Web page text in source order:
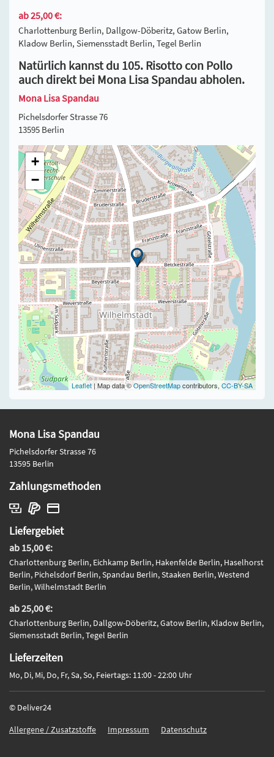
ab 25,00 €:
Charlottenburg Berlin, Dallgow-Döberitz, Gatow Berlin,
Kladow Berlin, Siemensstadt Berlin, Tegel Berlin
Natürlich kannst du 105. Risotto con Pollo
auch direkt bei Mona Lisa Spandau abholen.
Mona Lisa Spandau
Pichelsdorfer Strasse 76
13595 Berlin
+
−
Leaflet | Map data ©OpenStreetMapcontributors,CC-BY-SA
Mona Lisa Spandau
Pichelsdorfer Strasse 76
13595 Berlin
Zahlungsmethoden
Liefergebiet
ab 15,00 €:
Charlottenburg Berlin, Eichkamp Berlin, Hakenfelde Berlin, Haselhorst
Berlin, Pichelsdorf Berlin, Spandau Berlin, Staaken Berlin, Westend
Berlin, Wilhelmstadt Berlin
ab 25,00 €:
Charlottenburg Berlin, Dallgow-Döberitz, Gatow Berlin, Kladow Berlin,
Siemensstadt Berlin, Tegel Berlin
Lieferzeiten
Mo, Di, Mi, Do, Fr, Sa, So, Feiertags: 11:00 - 22:00 Uhr
© Deliver24
Allergene / Zusatzstoffe
Impressum Datenschutz